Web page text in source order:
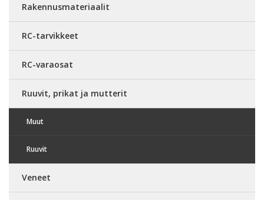
Rakennusmateriaalit
RC-tarvikkeet
RC-varaosat
Ruuvit, prikat ja mutterit
Muut
Ruuvit
Veneet